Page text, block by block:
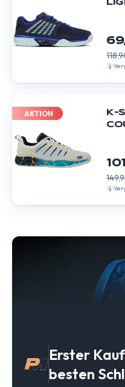
AKTION
K-
Erster
besten